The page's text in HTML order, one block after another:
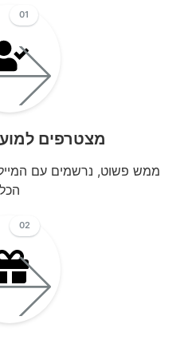
מצטרפים
ממש פשוט, נרשמים עם
הכל
01
02